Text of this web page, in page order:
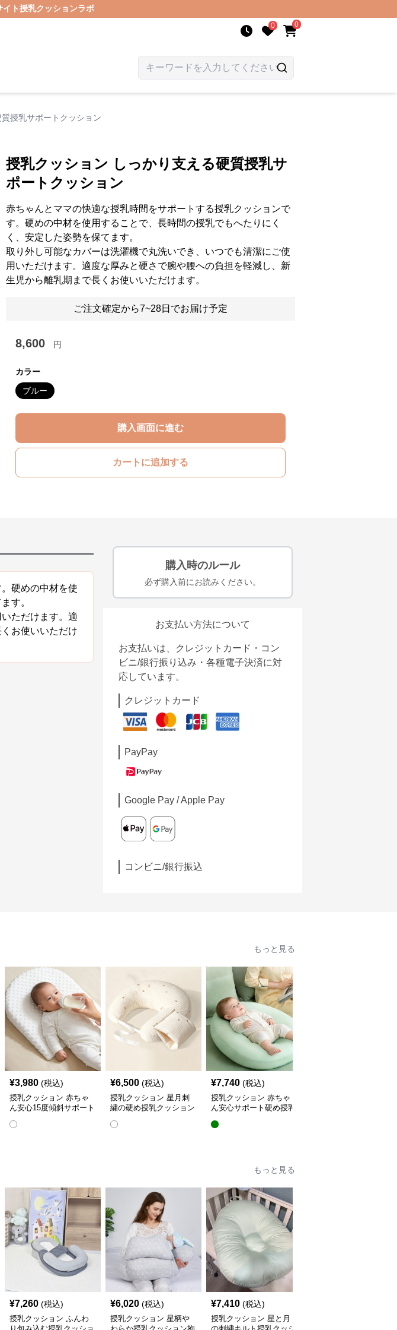
ト授乳クッションラボ
0 0
授乳サポートクッション
授乳クッション しっかり支える硬質授乳サ
ポートクッション
赤ちゃんとママの快適な授乳時間をサポートする授乳クッションで
す。硬めの中材を使用することで、長時間の授乳でもへたりにく
く、安定した姿勢を保てます。
取り外し可能なカバーは洗濯機で丸洗いでき、いつでも清潔にご使
用いただけます。適度な厚みと硬さで腕や腰への負担を軽減し、新
生児から離乳期まで長くお使いいただけます。
ご注文確定から7~28日でお届け予定
8,600 円
カラー
ブルー
購入画面に進む
カートに追加する
硬めの中材を使
す。
ただけます。適
お使いいただけ
購入時のルール
必ず購入前にお読みください。
お支払い方法について
お支払いは、クレジットカード・コン
ビニ/銀行振り込み・各種電子決済に対
応しています。
クレジットカード
PayPay
Google Pay / Apple Pay
コンビニ/銀行振込
もっと見る
¥3,980 (税込)
授乳クッション 赤ちゃ
ん安心15度傾斜サポート
¥6,500 (税込)
授乳クッション 星月刺
繍の硬め授乳クッション
¥7,740 (税込)
授乳クッション 赤ちゃ
ん安心サポート硬め授乳
もっと見る
¥7,260 (税込)
授乳クッション ふんわ
¥6,020 (税込)
授乳クッション 星柄や
¥7,410 (税込)
授乳クッション 星と月